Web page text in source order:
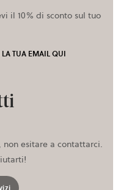
il 10% di sconto sul tuo
LA TUA EMAIL QUI
esitare a contattarci.